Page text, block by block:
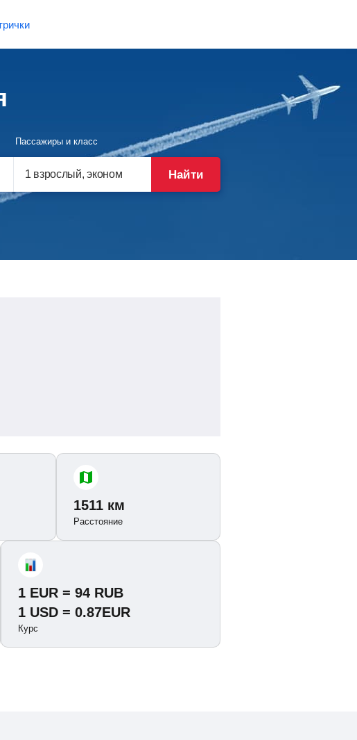
Пассажиры и класс
Найти
1511 км
Расстояние
1 EUR = 94 RUB
1 USD = 0.87EUR
Курс